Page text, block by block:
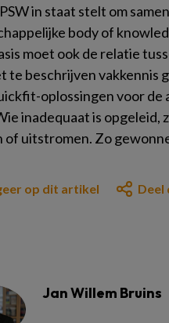
in staat stelt om
body of
moet ook de relatie
te beschrijven vakkennis
oplossingen voor
inadequaat is opgeleid,
of uitstromen. Zo
op dit artikel Deel
Jan Willem Bruins